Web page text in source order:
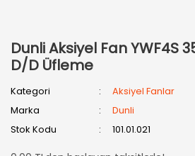
Dunli Aksiyel Fan YWF4S
D/D Üfleme
Kategori
Aksiyel Fanlar
Marka
Dunli
Stok Kodu
101.01.021